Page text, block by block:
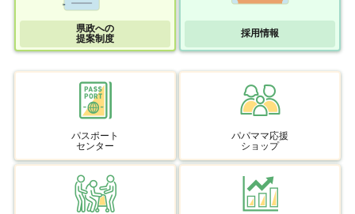
県政への
提案制度
採用情報
パスポート
センター
パパママ応援
ショップ